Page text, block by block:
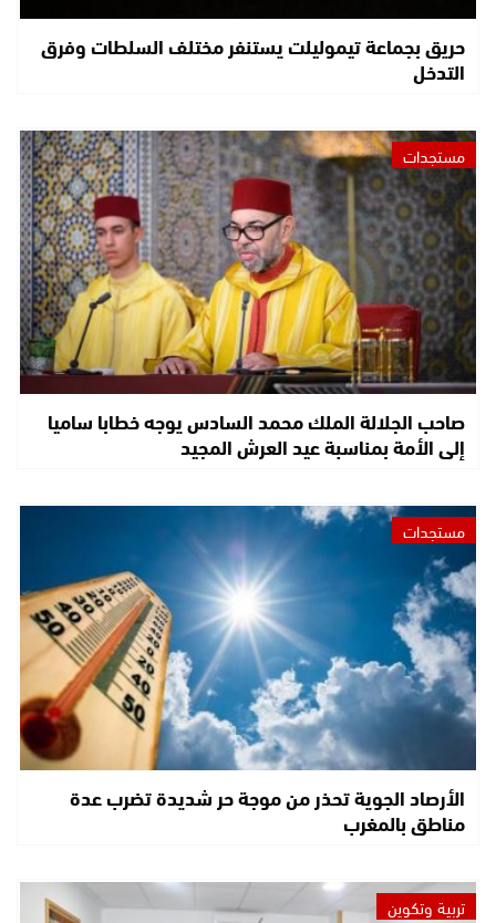
حريق بجماعة تيموليلت يستنفر مختلف السلطات وفرق
التدخل
مستجدات
صاحب الجلالة الملك محمد السادس يوجه خطابا ساميا
إلى الأمة بمناسبة عيد العرش المجيد
مستجدات
الأرصاد الجوية تحذر من موجة حر شديدة تضرب عدة
مناطق بالمغرب
تربية وتكوين